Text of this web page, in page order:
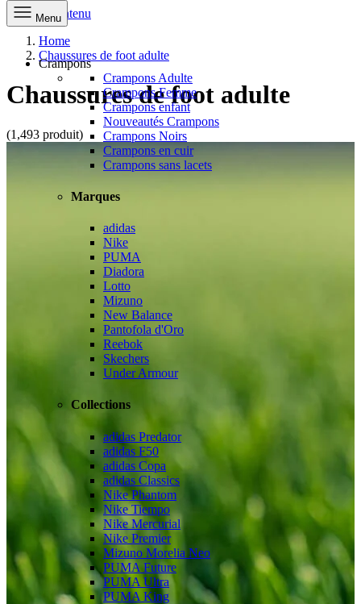
Aller au contenu
Menu
Crampons
Crampons Adulte
Crampons Femme
Crampons enfant
Nouveautés Crampons
Crampons Noirs
Crampons en cuir
Crampons sans lacets
Marques
adidas
Nike
PUMA
Diadora
Lotto
Mizuno
New Balance
Pantofola d'Oro
Reebok
Skechers
Under Armour
Collections
adidas Predator
adidas F50
adidas Copa
adidas Classics
Nike Phantom
Nike Tiempo
Nike Mercurial
Nike Premier
Mizuno Morelia Neo
PUMA Future
PUMA Ultra
PUMA King
Home
Chaussures de foot adulte
Chaussures de foot adulte
(1,493 produit)